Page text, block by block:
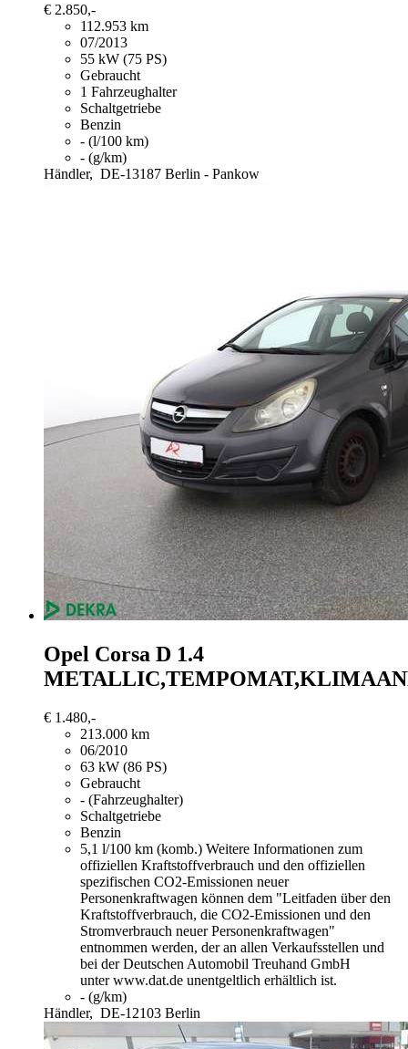
€ 2.850,-
112.953 km
07/2013
55 kW (75 PS)
Gebraucht
1 Fahrzeughalter
Schaltgetriebe
Benzin
- (l/100 km)
- (g/km)
Händler, DE-13187 Berlin - Pankow
Opel Corsa D 1.4
€ 1.480,-
213.000 km
06/2010
63 kW (86 PS)
Gebraucht
- (Fahrzeughalter)
Schaltgetriebe
Benzin
5,1 l/100 km (komb.) Weitere Informationen zum
offiziellen Kraftstoffverbrauch und den offiziellen
spezifischen CO2-Emissionen neuer
Personenkraftwagen können dem "Leitfaden über den
Kraftstoffverbrauch, die CO2-Emissionen und den
Stromverbrauch neuer Personenkraftwagen"
entnommen werden, der an allen Verkaufsstellen und
bei der Deutschen Automobil Treuhand GmbH
unter www.dat.de unentgeltlich erhältlich ist.
- (g/km)
Händler, DE-12103 Berlin